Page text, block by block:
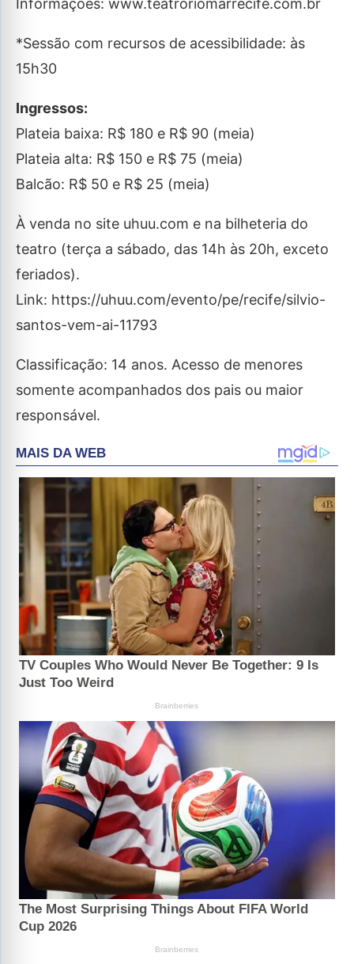
Informações: www.teatroriomarrecife.com.br
*Sessão com recursos de acessibilidade: às
15h30
Ingressos:
Plateia baixa: R$ 180 e R$ 90 (meia)
Plateia alta: R$ 150 e R$ 75 (meia)
Balcão: R$ 50 e R$ 25 (meia)
À venda no site uhuu.com e na bilheteria do
teatro (terça a sábado, das 14h às 20h, exceto
feriados).
Link: https://uhuu.com/evento/pe/recife/silvio-
santos-vem-ai-11793
Classificação: 14 anos. Acesso de menores
somente acompanhados dos pais ou maior
responsável.